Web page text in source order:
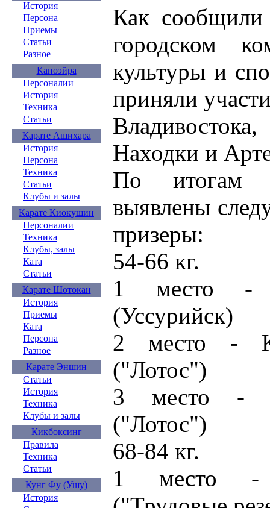
История
Персона
Приемы
Статьи
Разное
Капоэйра
Персоналии
История
Техника
Статьи
Карате Ашихара
История
Персона
Техника
Статьи
Клубы и залы
Карате Киокушин
Персоналии
Техника
Клубы, залы
Ката
Статьи
Карате Шотокан
История
Приемы
Ката
Персона
Разное
Карате Эншин
Статьи
История
Техника
Клубы и залы
Кикбоксинг
Правила
Техника
Статьи
Кунг Фу (Ушу)
История
Как
городском
культуры и
приняли
Находки и
По итогам
выявлены
призеры:
54-66 кг.
1 место -
(Уссурийск)
2 место -
("Лотос")
3 место -
("Лотос")
68-84 кг.
1 место -